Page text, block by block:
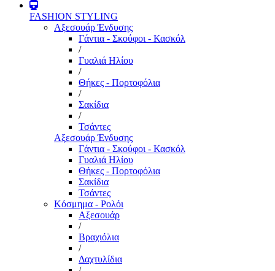
FASHION STYLING
Αξεσουάρ Ένδυσης
Γάντια - Σκούφοι - Κασκόλ
/
Γυαλιά Ηλίου
/
Θήκες - Πορτοφόλια
/
Σακίδια
/
Τσάντες
Αξεσουάρ Ένδυσης
Γάντια - Σκούφοι - Κασκόλ
Γυαλιά Ηλίου
Θήκες - Πορτοφόλια
Σακίδια
Τσάντες
Κόσμημα - Ρολόι
Αξεσουάρ
/
Βραχιόλια
/
Δαχτυλίδια